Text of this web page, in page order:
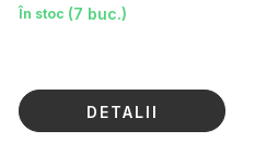
În stoc (7 buc.)
DETALII